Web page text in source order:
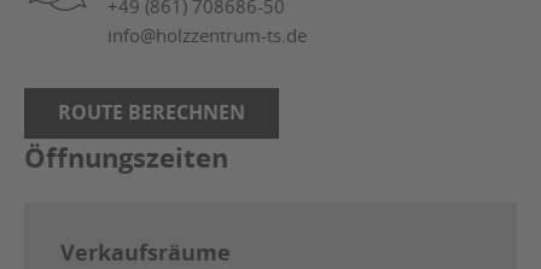
+49 (861) 708686-50
info@holzzentrum-ts.de
ROUTE BERECHNEN
Öffnungszeiten
Verkaufsräume